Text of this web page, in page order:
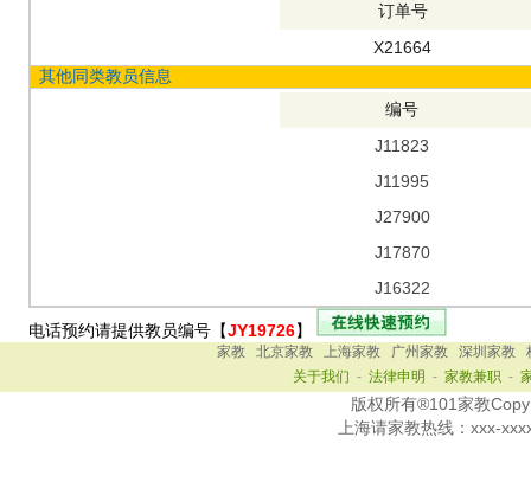
订单号
X21664
其他同类教员信息
编号
J11823
J11995
J27900
J17870
J16322
电话预约请提供教员编号【JY19726】
家教 北京家教 上海家教 广州家教 深圳家教
关于我们 - 法律申明 - 家教兼职 -
版权所有®101家教
上海请家教热线： xxx-